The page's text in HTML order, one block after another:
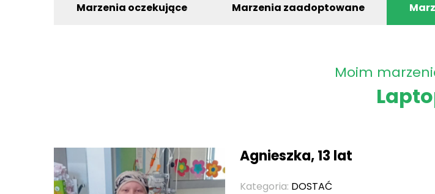
Marzenia oczekujące Marzenia zaadoptowane
Moim
Agnieszka, 13 lat
Kategoria: DOSTAĆ